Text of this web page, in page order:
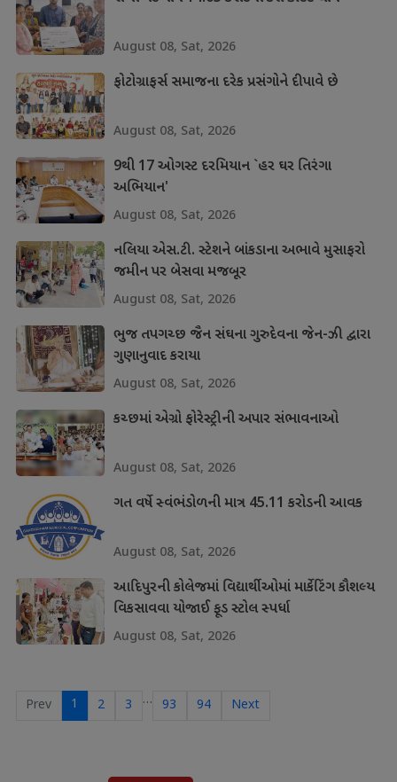
August 08, Sat, 2026
ફોટોગ્રાફર્સ સમાજના દરેક પ્રસંગોને દીપાવે છે
August 08, Sat, 2026
9થી 17 ઓગસ્ટ દરમિયાન `હર ઘર તિરંગા
અભિયાન'
August 08, Sat, 2026
નલિયા એસ.ટી. સ્ટેશને બાંકડાના અભાવે મુસાફરો
જમીન પર બેસવા મજબૂર
August 08, Sat, 2026
ભુજ તપગચ્છ જૈન સંઘના ગુરુદેવના જેન-ઝી દ્વારા
ગુણાનુવાદ કરાયા
August 08, Sat, 2026
કચ્છમાં એગ્રો ફોરેસ્ટ્રીની અપાર સંભાવનાઓ
August 08, Sat, 2026
ગત વર્ષે સ્વંભંડોળની માત્ર 45.11 કરોડની આવક
August 08, Sat, 2026
આદિપુરની કોલેજમાં વિદ્યાર્થીઓમાં માર્કેટિંગ કૌશલ્ય
વિકસાવવા યોજાઈ ફૂડ સ્ટોલ સ્પર્ધા
August 08, Sat, 2026
Prev 1 2 3 … 93 94 Next